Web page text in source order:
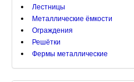
Лестницы
Металлические ёмкости
Ограждения
Решётки
Фермы металлические